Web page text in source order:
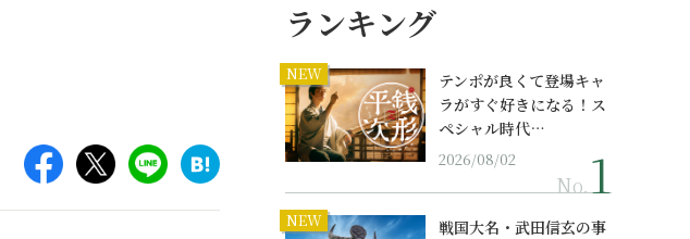
ランキング
NEW
テンポが良くて登場キャ
ラがすぐ好きになる！ス
ペシャル時代…
2026/08/02
No.
NEW
戦国大名・武田信玄の事